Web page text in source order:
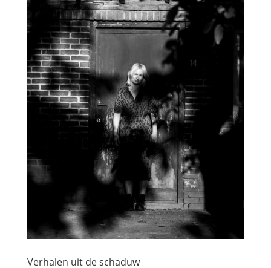
Verhalen uit de schaduw